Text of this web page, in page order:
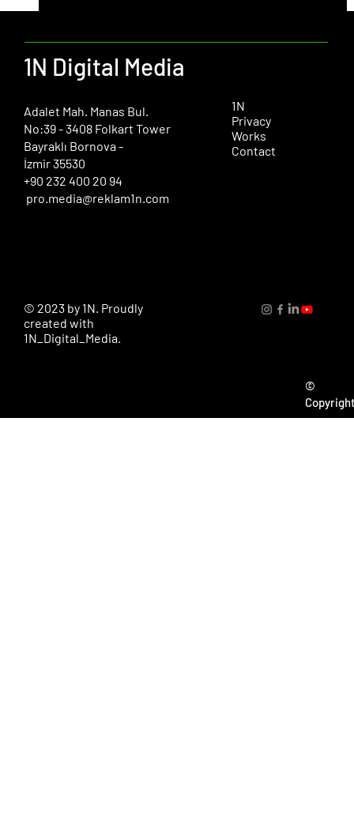
​Adalet Mah. Manas Bul.
No:39 - 3408 Folkart Tower
Bayraklı Bornova -
İzmir 35530
+90 232 400 20 94
pro.media@reklam1n.com
1N Digital Media
1N
Privacy
Works
Contact
©
© 2023 by 1N. Proudly
created with
1N_Digital_Media.